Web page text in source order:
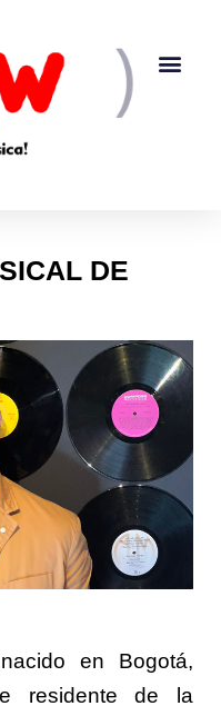
DE
en Bogotá,
residente de la